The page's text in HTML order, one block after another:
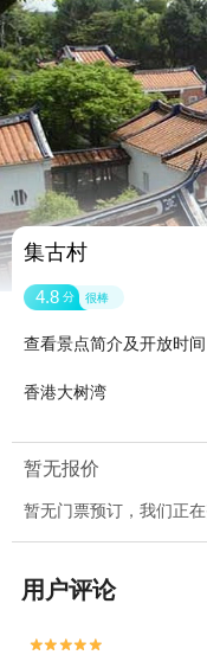
集古村
4.8 分 很棒
查看景点简介及开放时间
香港大树湾
暂无报价
暂无门票预订，我们正
用户评论


